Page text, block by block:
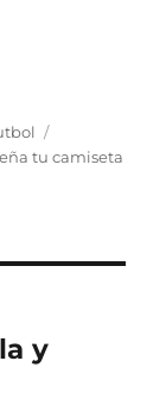
tu camiseta
y